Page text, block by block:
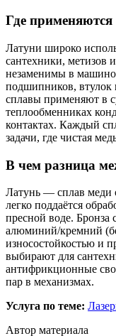
Где
Латуни широко
сантехники, метизов
незаменимы в
подшипников,
сплавы применяют в
теплообменниках
контактах. Каждый
задачи, где чистая
В чем разница
Латунь — сплав меди
легко поддаётся
пресной воде. Бронза
алюминий/кремний
износостойкостью и
выбирают для
антифрикционные
пар в механизмах.
Услуга по теме:
Автор материала